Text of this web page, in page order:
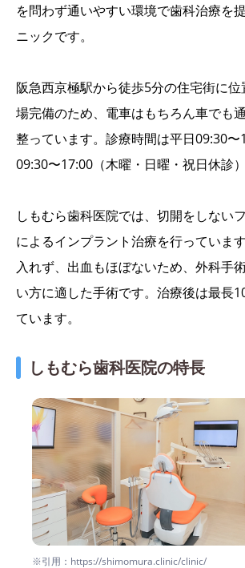
を問わず通いやすい環境で歯科治療を
ニックです。
阪急西京極駅から徒歩5分の住宅街に
場完備のため、電車はもちろん車でも
整っています。診療時間は平日09:30〜
09:30〜17:00（木曜・日曜・祝日休診）
しもむら歯科医院では、切開をしない
によるインプラント治療を行っていま
入れず、出血もほぼないため、外科手
い方に適した手術です。治療後は最長
ています。
しもむら歯科医院の特長
※引用：https://shimomura.clinic/clinic/